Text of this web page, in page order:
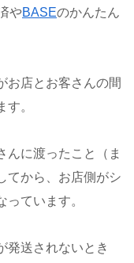
やBASEのかんたん
お店とお客さんの間
。
んに渡ったこと（ま
てから、お店側がシ
ています。
発送されないとき